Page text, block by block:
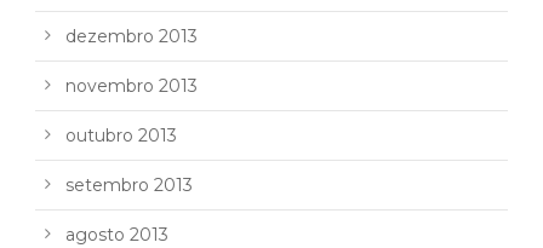
dezembro 2013
novembro 2013
outubro 2013
setembro 2013
agosto 2013